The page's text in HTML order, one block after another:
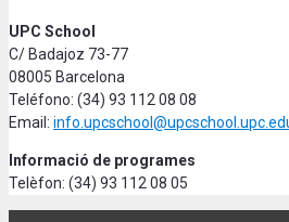
UPC School
C/ Badajoz 73-77
08005 Barcelona
Teléfono: (34) 93 112 08 08
Email:
Informació de programes
Telèfon: (34) 93 112 08 05